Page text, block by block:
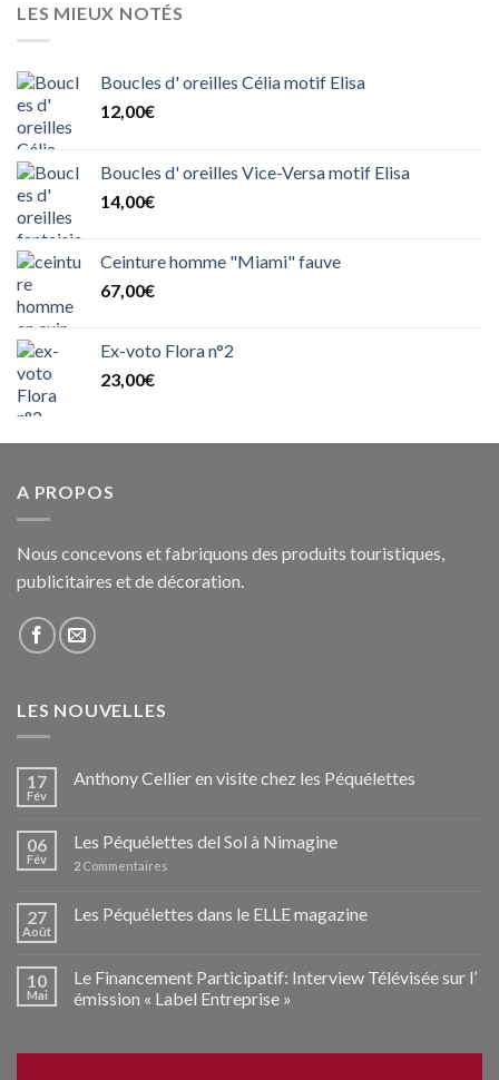
LES MIEUX NOTÉS
Boucles d' oreilles Célia motif Elisa
12,00€
Boucles d' oreilles Vice-Versa motif Elisa
14,00€
Ceinture homme "Miami" fauve
67,00€
Ex-voto Flora n°2
23,00€
A PROPOS
Nous concevons et fabriquons des produits touristiques,
publicitaires et de décoration.
LES NOUVELLES
17
Fév
Anthony Cellier en visite chez les Péquélettes
06
Fév
Les Péquélettes del Sol à Nimagine
2 Commentaires
27
Août
Les Péquélettes dans le ELLE magazine
10
Mai
Le Financement Participatif: Interview Télévisée sur l’
émission « Label Entreprise »